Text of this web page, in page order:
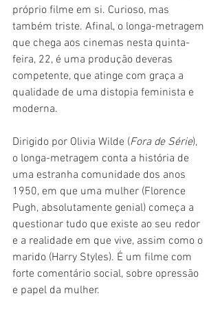
próprio filme em si. Curioso, mas
também triste. Afinal, o longa-metragem
que chega aos cinemas nesta quinta-
feira, 22, é uma produção deveras
competente, que atinge com graça a
qualidade de uma distopia feminista e
moderna.
Dirigido por Olivia Wilde (Fora de Série),
o longa-metragem conta a história de
uma estranha comunidade dos anos
1950, em que uma mulher (Florence
Pugh, absolutamente genial) começa a
questionar tudo que existe ao seu redor
e a realidade em que vive, assim como o
marido (Harry Styles). É um filme com
forte comentário social, sobre opressão
e papel da mulher.